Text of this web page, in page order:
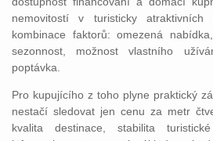
nemovitostí v turisticky atraktivních
kombinace faktorů: omezená
sezonnost, možnost vlastního
poptávka.
Pro kupujícího z toho plyne praktický
nestačí sledovat jen cenu za metr
kvalita destinace, stabilita